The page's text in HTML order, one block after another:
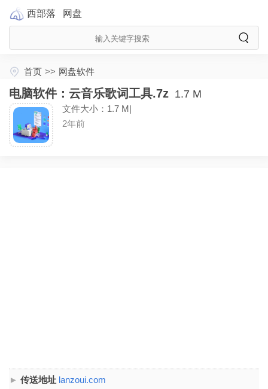
西部落 网盘
首页 >> 网盘软件
电脑软件：云音乐歌词工具.7z 1.7 M
文件大小：1.7 M|
2年前
传送地址 lanzoui.com